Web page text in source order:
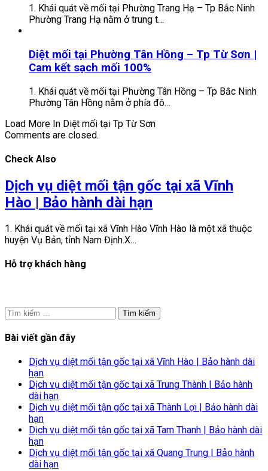
1. Khái quát về mối tại Phường Trang Hạ – Tp Bắc Ninh
Phường Trang Hạ nằm ở trung t…
Diệt mối tại Phường Tân Hồng – Tp Từ Sơn |
Cam kết sạch mối 100%
1. Khái quát về mối tại Phường Tân Hồng – Tp Bắc Ninh
Phường Tân Hồng nằm ở phía đô…
Load More In Diệt mối tại Tp Từ Sơn
Comments are closed.
Check Also
Dịch vụ diệt mối tận gốc tại xã Vĩnh
Hào | Bảo hành dài hạn
1. Khái quát về mối tại xã Vĩnh Hào Vĩnh Hào là một xã thuộc
huyện Vụ Bản, tỉnh Nam Định.X…
Hỗ trợ khách hàng
Tìm
kiếm
cho:
Bài viết gần đây
Dịch vụ diệt mối tận gốc tại xã Vĩnh Hào | Bảo hành dài
hạn
Dịch vụ diệt mối tận gốc tại xã Trung Thành | Bảo hành
dài hạn
Dịch vụ diệt mối tận gốc tại xã Thành Lợi | Bảo hành dài
hạn
Dịch vụ diệt mối tận gốc tại xã Tam Thanh | Bảo hành dài
hạn
Dịch vụ diệt mối tận gốc tại xã Quang Trung | Bảo hành
dài hạn